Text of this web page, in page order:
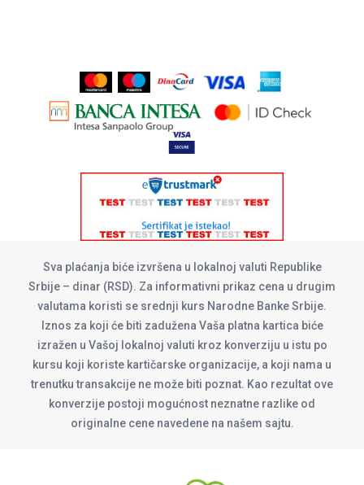
Sva plaćanja biće izvršena u lokalnoj valuti Republike
Srbije – dinar (RSD). Za informativni prikaz cena u drugim
valutama koristi se srednji kurs Narodne Banke Srbije.
Iznos za koji će biti zadužena Vaša platna kartica biće
izražen u Vašoj lokalnoj valuti kroz konverziju u istu po
kursu koji koriste kartičarske organizacije, a koji nama u
trenutku transakcije ne može biti poznat. Kao rezultat ove
konverzije postoji mogućnost neznatne razlike od
originalne cene navedene na našem sajtu.